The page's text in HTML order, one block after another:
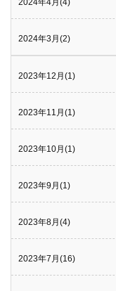
2024年4月(4)
2024年3月(2)
2023年12月(1)
2023年11月(1)
2023年10月(1)
2023年9月(1)
2023年8月(4)
2023年7月(16)